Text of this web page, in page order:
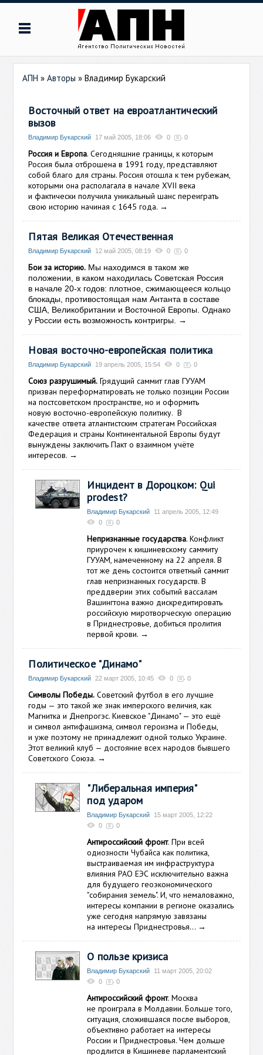
АПН »Авторы »Владимир Букарский
Восточный ответ на евроатлантический
вызов
Владимир Букарский 17 май 2005, 18:06 0 0
Россия и Европа. Сегодняшние границы, к которым
Россия была отброшена в 1991 году, представляют
собой благо для страны. Россия отошла к тем рубежам,
которыми она располагала в начале XVII века
и фактически получила уникальный шанс переиграть
свою историю начиная с 1645 года. →
Пятая Великая Отечественная
Владимир Букарский 12 май 2005, 08:19 0 0
Бои за историю. Мы находимся в таком же
положении, в каком находилась Советская Россия
в начале 20-х годов: плотное, сжимающееся кольцо
блокады, противостоящая нам Антанта в составе
США, Великобритании и Восточной Европы. Однако
у России есть возможность контригры.
→
Новая восточно-европейская политика
Владимир Букарский 19 апрель 2005, 15:54 0 0
Союз разрушимый. Грядущий саммит глав ГУУАМ
призван переформатировать не только позиции России
на постсоветском пространстве, но и оформить
новую восточно-европейскую политику. В
качестве ответа атлантистским стратегам Российская
Федерация и страны Континентальной Европы будут
вынуждены заключить Пакт о взаимном учёте
интересов. →
Инцидент в Дороцком: Qui
prodest?
Владимир Букарский
11 апрель 2005, 12:49
0
0
Непризнанные государства. Конфликт
приурочен к кишиневскому саммиту
ГУУАМ, намеченному на 22 апреля. В
тот же день состоится ответный саммит
глав непризнанных государств. В
преддверии этих событий вассалам
Вашингтона важно дискредитировать
российскую миротворческую операцию
в Приднестровье, добиться пролития
первой крови. →
Политическое "Динамо"
Владимир Букарский 22 март 2005, 10:45 0 0
Символы Победы. Советский футбол в его лучшие
годы — это такой же знак имперского величия, как
Магнитка и Днепрогэс. Киевское "Динамо" — это ещё
и символ антифашизма, символ героизма и Победы,
и уже поэтому не принадлежит одной только Украине.
Этот великий клуб — достояние всех народов бывшего
Советского Союза. →
"Либеральная империя"
под ударом
Владимир Букарский
15 март 2005, 12:22
0
0
Антироссийский фронт. При всей
одиозности Чубайса как политика,
выстраиваемая им инфраструктура
влияния РАО ЕЭС исключительно важна
для будущего геоэкономического
"собирания земель". И, что немаловажно,
интересы компании в регионе оказались
уже сегодня напрямую завязаны
на интересы Приднестровья… →
О пользе кризиса
Владимир Букарский
11 март 2005, 20:02
0
0
Антироссийский фронт. Москва
не проиграла в Молдавии. Больше того,
ситуация, сложившаяся после выборов,
объективно работает на интересы
России и Приднестровья. Чем дольше
продлится в Кишиневе парламентский